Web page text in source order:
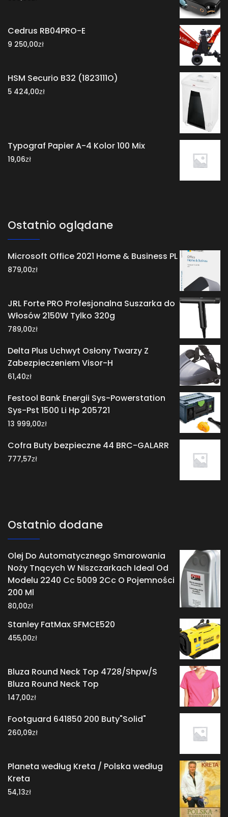
Cedrus RB04PRO-E
9 250,00zł
HSM Securio B32 (1823111O)
5 424,00zł
Typograf Papier A-4 Kolor 100 Mix
19,06zł
Ostatnio oglądane
Microsoft Office 2021 Home & Business PL
879,00zł
JRL Forte PRO Profesjonalna Suszarka do
Włosów 2150W Tylko 320g
789,00zł
Delta Plus Uchwyt Osłony Twarzy Z
Zabezpieczeniem Visor-H
61,40zł
Festool Bank Energii Sys-Powerstation
Sys-Pst 1500 Li Hp 205721
13 999,00zł
Cofra Buty bezpieczne 44 BRC-GALARR
777,57zł
Ostatnio dodane
Olej Do Automatycznego Smarowania
Noży Tnących W Niszczarkach Ideal Od
Modelu 2240 Cc 5009 2Cc O Pojemności
200 Ml
80,00zł
Stanley FatMax SFMCE520
455,00zł
Bluza Round Neck Top 4728/Shpw/S
Bluza Round Neck Top
147,00zł
Footguard 641850 200 Buty"Solid"
260,09zł
Planeta według Kreta / Polska według
Kreta
54,13zł